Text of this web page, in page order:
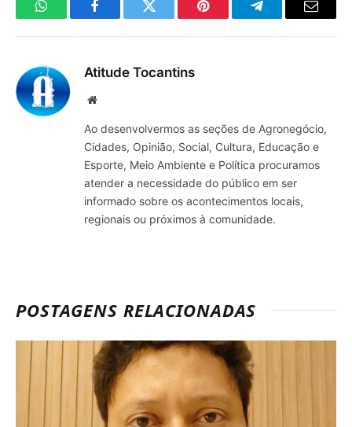
WhatsAppFacebookTwitter Pinterest TelegramaE-
Atitude Tocantins
Site
Ao desenvolvermos as seções de Agronegócio,
Cidades, Opinião, Social, Cultura, Educação e
Esporte, Meio Ambiente e Política procuramos
atender a necessidade do público em ser
informado sobre os acontecimentos locais,
regionais ou próximos à comunidade.
POSTAGENS RELACIONADAS